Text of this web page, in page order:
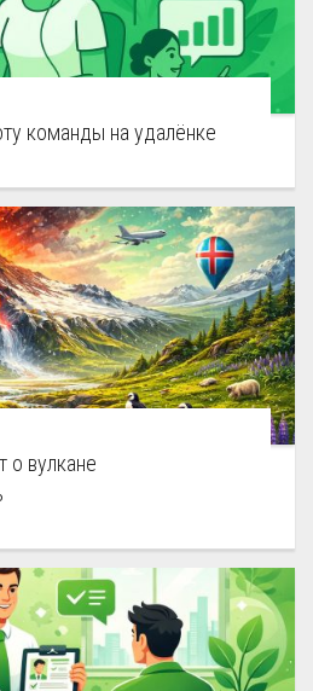
команды на удалёнке
о вулкане